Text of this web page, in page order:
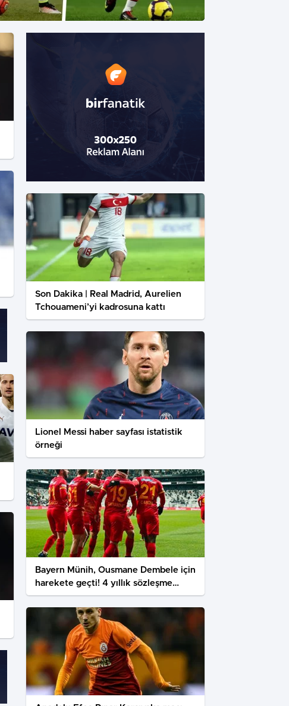
Son Dakika | Real Madrid, Aurelien
Tchouameni’yi kadrosuna kattı
Lionel Messi haber sayfası istatistik
örneği
Bayern Münih, Ousmane Dembele için
harekete geçti! 4 yıllık sözleşme
teklifi